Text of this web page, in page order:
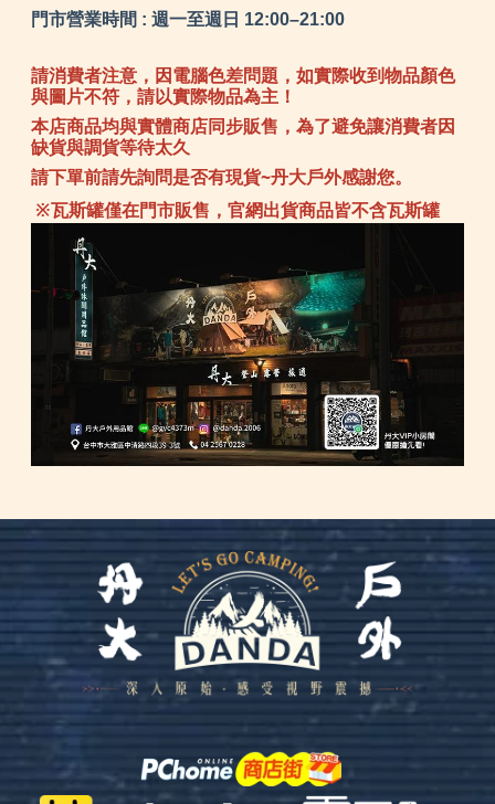
門市營業時間 : 週一至週日 12:00–21:00
請消費者注意，因電腦色差問題，如實際收到物品顏色
與圖片不符，請以實際物品為主！
本店商品均與實體商店同步販售，為了避免讓消費者因
缺貨與調貨等待太久
請下單前請先詢問是否有現貨~丹大戶外感謝您。
※瓦斯罐僅在門市販售，官網出貨商品皆不含瓦斯罐